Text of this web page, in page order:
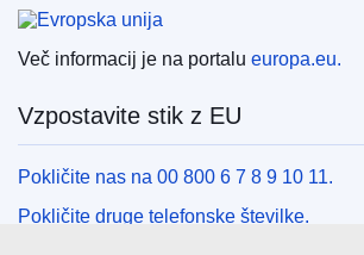
Več informacij je na portalu europa.eu.
Vzpostavite stik z EU
Pokličite nas na 00 800 6 7 8 9 10 11.
Pokličite druge telefonske številke.